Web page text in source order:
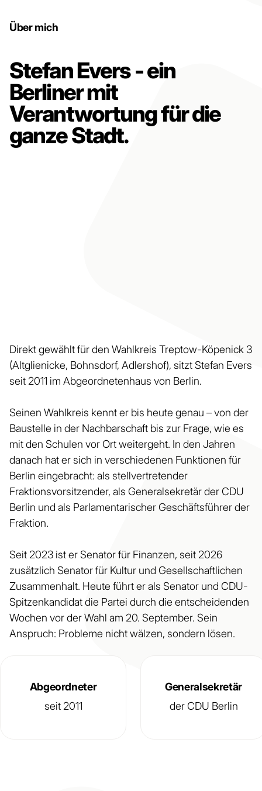
Über mich
Stefan Evers - ein
Berliner mit
Verantwortung für die
ganze Stadt.
Direkt gewählt für den Wahlkreis Treptow-Köpenick 3
(Altglienicke, Bohnsdorf, Adlershof), sitzt Stefan Evers
seit 2011 im Abgeordnetenhaus von Berlin.
Seinen Wahlkreis kennt er bis heute genau – von der
Baustelle in der Nachbarschaft bis zur Frage, wie es
mit den Schulen vor Ort weitergeht. In den Jahren
danach hat er sich in verschiedenen Funktionen für
Berlin eingebracht: als stellvertretender
Fraktionsvorsitzender, als Generalsekretär der CDU
Berlin und als Parlamentarischer Geschäftsführer der
Fraktion.
Seit 2023 ist er Senator für Finanzen, seit 2026
zusätzlich Senator für Kultur und Gesellschaftlichen
Zusammenhalt. Heute führt er als Senator und CDU-
Spitzenkandidat die Partei durch die entscheidenden
Wochen vor der Wahl am 20. September. Sein
Anspruch: Probleme nicht wälzen, sondern lösen.
Abgeordneter
seit 2011
Generalsekretär
der CDU Berlin